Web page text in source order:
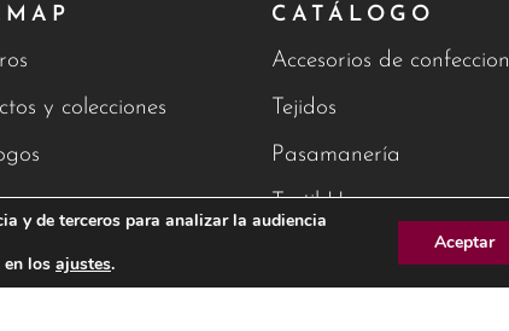
y colecciones
CATÁLOGO
Accesorios de confeccion
Tejidos
Pasamanería
Textil Hogar
y de terceros para analizar la audiencia
en los ajustes.
Aceptar